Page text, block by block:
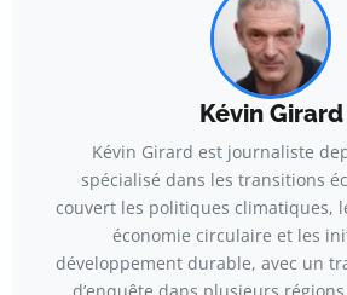
Kévin Girard
Kévin Girard est journaliste
spécialisé dans les transitions
couvert les politiques climatiques,
économie circulaire et les
développement durable, avec un
d’enquête dans plusieurs